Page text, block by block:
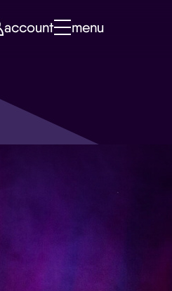
account menu